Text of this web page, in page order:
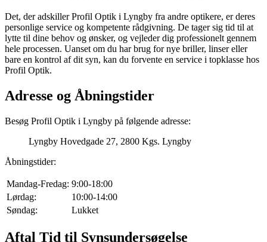
Det, der adskiller Profil Optik i Lyngby fra andre optikere, er deres
personlige service og kompetente rådgivning. De tager sig tid til at
lytte til dine behov og ønsker, og vejleder dig professionelt gennem
hele processen. Uanset om du har brug for nye briller, linser eller
bare en kontrol af dit syn, kan du forvente en service i topklasse hos
Profil Optik.
Adresse og Åbningstider
Besøg Profil Optik i Lyngby på følgende adresse:
Lyngby Hovedgade 27, 2800 Kgs. Lyngby
Åbningstider:
Mandag-Fredag: 9:00-18:00
Lørdag:
10:00-14:00
Søndag:
Lukket
Aftal Tid til Synsundersøgelse